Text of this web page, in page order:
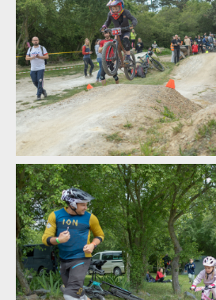
Kojenduro - horská cyklistika v Polabí?
očekávání!
Kojenduro - horská cyklistika v Polabí?
očekávání!